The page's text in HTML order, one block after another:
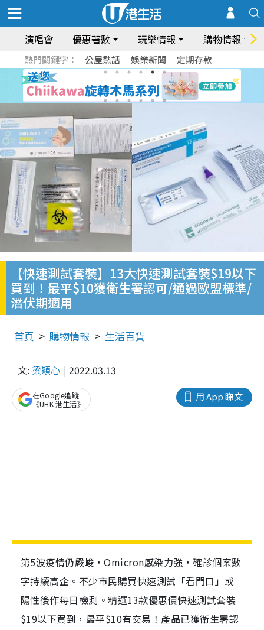
演唱會 優惠著數 玩樂情報 購物情報
熱門關鍵字： 公屋熱話 娛樂新聞 定期存款
【快速測試套裝】13大快速測試套裝$19以下
買到！最平$10獲衛生署認可/通過歐盟標準/
潛伏期適用
首頁 購物情報 生活百貨
文: 梁穎心 2022.03.13
用 App 睇文
在Google追蹤
《UHK 港生活》
第5波疫情仍嚴峻，Omicron感染力強，確診個案數
字持續高企。不少市民購買快速測試「看門口」或
陽性後作每日檢測。精選13款優惠價快速測試套裝
$19以下買到，最平$10有交易！產品已獲衛生署認